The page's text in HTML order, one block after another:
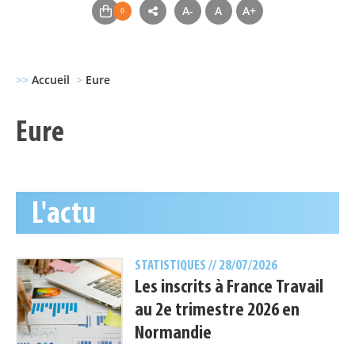
A- A A+
>> Accueil > Eure
Eure
L'actu
STATISTIQUES // 28/07/2026
Les inscrits à France Travail
au 2e trimestre 2026 en
Normandie